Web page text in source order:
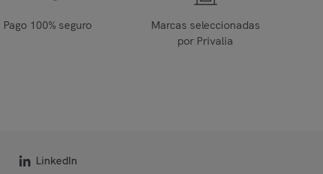
Pago 100% seguro
Marcas seleccionadas
por Privalia
LinkedIn